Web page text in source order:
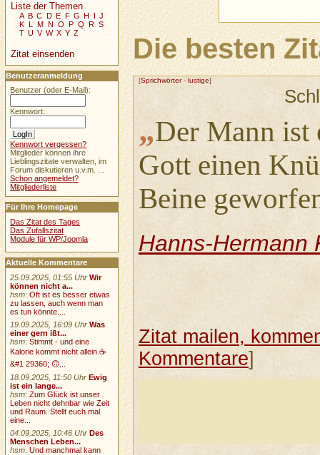
Die besten
[Sprichwörter- lustige]
„Der Mann ist
Gott einen
Beine
Hanns-Hermann
Zitat mailen,
Kommentare]
Liste der Themen
A B C D E F G H I J
K L M N O P Q R S
T U V W X Y Z
Zitat einsenden
Benutzeranmeldung
Benutzer (oder E-Mail):
Kennwort:
Kennwort vergessen?
Mitglieder können ihre
Lieblingszitate verwalten, im
Forum diskutieren u.v.m. ...
Schon angemeldet?
Mitgliederliste
Für Ihre Homepage
Das Zitat des Tages
Das Zufallszitat
Module für WP/Joomla
Aktuelle Kommentare
25.09.2025, 01:55 Uhr Wir
können nicht a...
hsm:Oft ist es besser etwas
zu lassen, auch wenn man
es tun könnte....
19.09.2025, 16:09 Uhr Was
einer gern ißt...
hsm:Stimmt - und eine
Kalorie kommt nicht allein.☕
&#1 29360; 🙃...
18.09.2025, 11:50 Uhr Ewig
ist ein lange...
hsm:Zum Glück ist unser
Leben nicht dehnbar wie Zeit
und Raum. Stellt euch mal
eine...
04.09.2025, 10:46 Uhr Des
Menschen Leben...
hsm:Und manchmal kann